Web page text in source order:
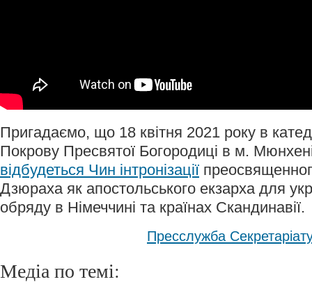
Пригадаємо, що 18 квітня 2021 року в
Покрову Пресвятої Богородиці в м.
відбудеться Чин інтронізації
Дзюраха як апостольського екзарха для
обряду в Німеччині та країнах Скандинавії.
Пресслужба
Медіа по темі: